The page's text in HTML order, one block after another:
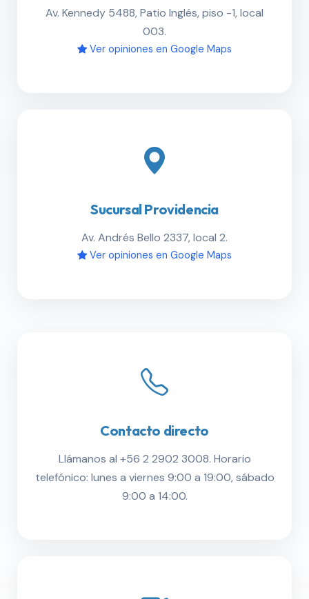
Av. Kennedy 5488, Patio Inglés, piso -1, local
003.
Ver opiniones en Google Maps
Sucursal Providencia
Av. Andrés Bello 2337, local 2.
Ver opiniones en Google Maps
Contacto directo
Llámanos al +56 2 2902 3008. Horario
telefónico: lunes a viernes 9:00 a 19:00, sábado
9:00 a 14:00.